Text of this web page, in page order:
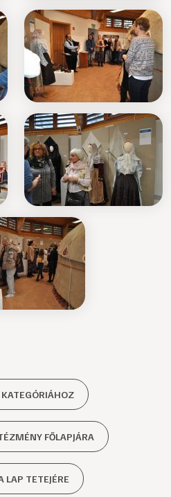
FŐLAPJÁRA
LAP TETEJÉRE